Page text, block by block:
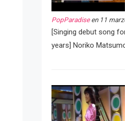
PopParadiseen 11
[Singing debut song
years] Noriko